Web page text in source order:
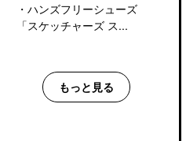
・ ハンズフリーシューズ
「スケッチャーズ ス...
もっと見る